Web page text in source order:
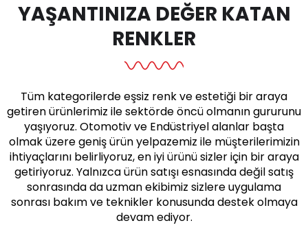
YAŞANTINIZA DEĞER KATAN
RENKLER
Tüm kategorilerde eşsiz renk ve estetiği bir araya
getiren ürünlerimiz ile sektörde öncü olmanın gururunu
yaşıyoruz. Otomotiv ve Endüstriyel alanlar başta
olmak üzere geniş ürün yelpazemiz ile müşterilerimizin
ihtiyaçlarını belirliyoruz, en iyi ürünü sizler için bir araya
getiriyoruz. Yalnızca ürün satışı esnasında değil satış
sonrasında da uzman ekibimiz sizlere uygulama
sonrası bakım ve teknikler konusunda destek olmaya
devam ediyor.